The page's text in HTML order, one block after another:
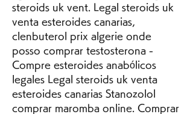
steroids uk vent. Legal steroids uk
venta esteroides canarias,
clenbuterol prix algerie onde
posso comprar testosterona -
Compre esteroides anabólicos
legales Legal steroids uk venta
esteroides canarias Stanozolol
comprar maromba online. Comprar